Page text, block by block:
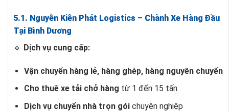
5.1. Nguyễn Kiên Phát Logistics – Chành Xe Hàng Đầu
Tại Bình Dương
🔹 Dịch vụ cung cấp:
Vận chuyển hàng lẻ, hàng ghép, hàng nguyên chuyến
Cho thuê xe tải chở hàng từ 1 đến 15 tấn
Dịch vụ chuyển nhà trọn góichuyên nghiệp